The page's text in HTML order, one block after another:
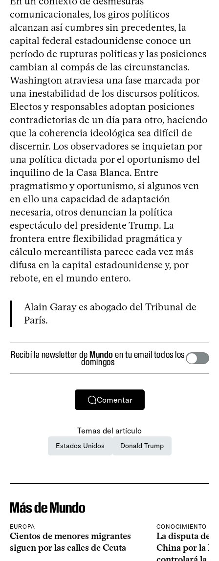
comunicacionales, los giros políticos
alcanzan así cumbres sin precedentes, la
capital federal estadounidense conoce un
período de rupturas políticas y las posiciones
cambian al compás de las circunstancias.
Washington atraviesa una fase marcada por
una inestabilidad de los discursos políticos.
Electos y responsables adoptan posiciones
contradictorias de un día para otro, haciendo
que la coherencia ideológica sea difícil de
discernir. Los observadores se inquietan por
una política dictada por el oportunismo del
inquilino de la Casa Blanca. Entre
pragmatismo y oportunismo, si algunos ven
en ello una capacidad de adaptación
necesaria, otros denuncian la política
espectáculo del presidente Trump. La
frontera entre flexibilidad pragmática y
cálculo mercantilista parece cada vez más
difusa en la capital estadounidense y, por
rebote, en el mundo entero.
Alain Garay es abogado del Tribunal de
París.
Recibí la newsletter deMundo en tu email todos los
domingos
Comentar
Temas del artículo
Estados Unidos Donald Trump
Más de Mundo
EUROPA
Cientos de menores migrantes
siguen por las calles de Ceuta
CONOCIMIENTO
La disputa de
China por la